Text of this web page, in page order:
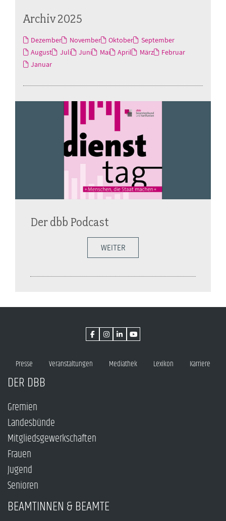
Archiv 2025
Dezember November Oktober
September
August
Juli Juni Mai April März
Februar
Januar
Der dbb Podcast
WEITER
Presse Veranstaltungen Mediathek Lexikon Karriere
DER DBB
Gremien
Landesbünde
Mitgliedsgewerkschaften
Frauen
Jugend
Senioren
BEAMTINNEN & BEAMTE